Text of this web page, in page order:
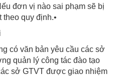
đơn vị nào sai phạm sẽ bị
quy định.•
có văn bản yêu cầu các sở
quản lý công tác đào tạo
sở GTVT được giao nhiệm